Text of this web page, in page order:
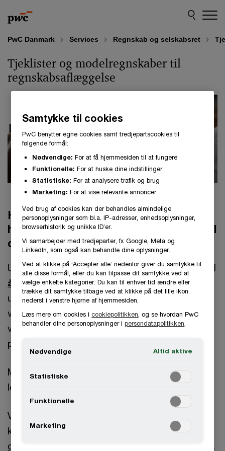
to
content
to
footer
PwC Danmark Services Regnskab og selskabsret
Tjeklister og modelregnskaber til
regnskabsaflæggelse
Her kan du nemt og hurtigt
hente Tjeklister og modelregnskaber til
din regnskabsaflæggelse
Uanset om du aflæggerårsregnskab i henhold til
årsregnskabsloveneller i henhold tilIFRS– og
uanset om du driver en almindelig lille dansk
virksomhed eller er ansvarlig for en børsnotereret
virksomhed, så kan du få de tjeklister, som
passer din virksomhed.
Med PwC’s tjeklister og modelregnskaber kan du
lette regnskabsaflæggelsen.
Vælg de kriterier, der passer til din virksomhed og
klik ”Næste”. Herefter åbnes en liste over de
gældende tjeklister, der passer til din virksomhed.
Samtykke til cookies
PwC benytter egne cookies samt tredjepartscookies til
følgende formål:
Nødvendige: For at få hjemmesiden til at fungere
Funktionelle: For at huske dine indstillinger
Statistiske: For at analysere trafik og brug
Marketing: For at vise relevante annoncer
Ved brug af cookies kan der behandles almindelige
personoplysninger som bl.a. IP-adresser, enhedsoplysninger,
browserhistorik og unikke ID’er.
Vi samarbejder med tredjeparter, fx Google, Meta og
LinkedIn, som også kan behandle dine oplysninger.
Ved at klikke på ‘Accepter alle’ nedenfor giver du samtykke til
alle disse formål, eller du kan tilpasse dit samtykke ved at
vælge enkelte kategorier. Du kan til enhver tid ændre eller
trække dit samtykke tilbage ved at klikke på det lille ikon
nederst i venstre hjørne af hjemmesiden.
Læs mere om cookies icookiepolitikken , og se hvordan PwC
behandler dine personoplysninger ipersondatapolitikken
Nødvendige Altid aktive
Statistiske
Funktionelle
Marketing